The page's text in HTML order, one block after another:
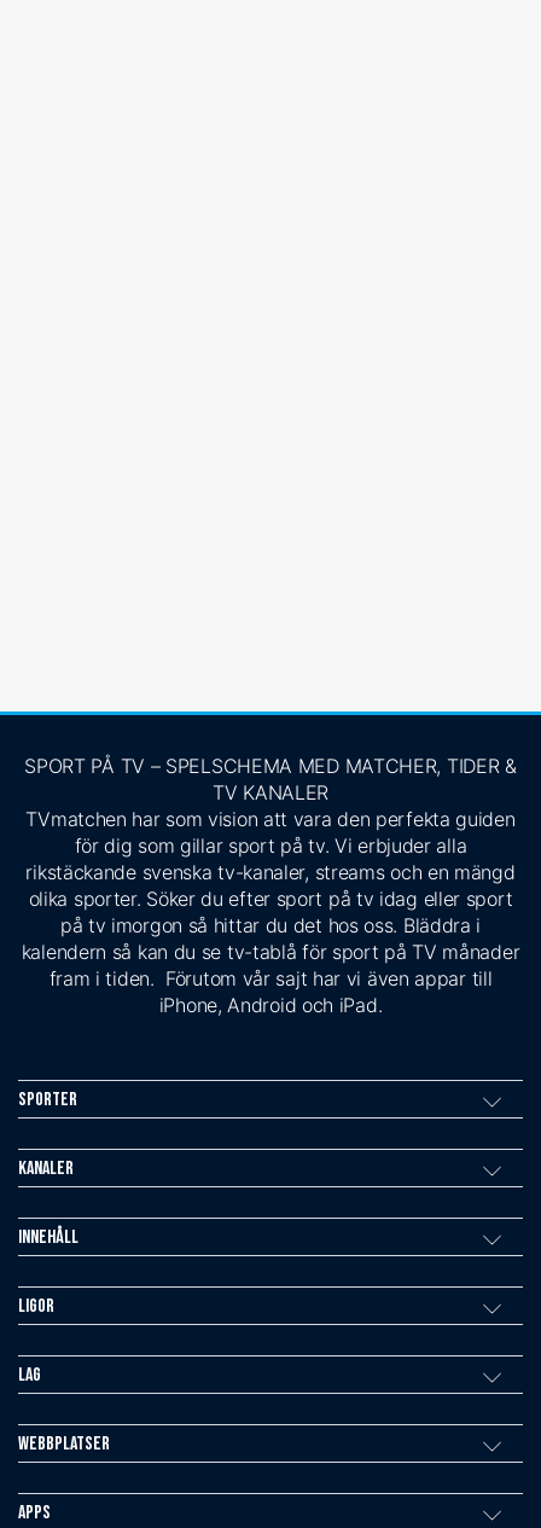
SPORT PÅ TV – SPELSCHEMA MED MATCHER, TIDER &
TV KANALER
TVmatchen har som vision att vara den perfekta guiden
för dig som gillar sport på tv. Vi erbjuder alla
rikstäckande svenska tv-kanaler, streams och en mängd
olika sporter. Söker du efter sport på tv idag eller sport
på tv imorgon så hittar du det hos oss. Bläddra i
kalendern så kan du se tv-tablå för sport på TV månader
fram i tiden. Förutom vår sajt har vi även appar till
iPhone, Android och iPad.
Sporter
Kanaler
Innehåll
Ligor
Lag
Webbplatser
Apps